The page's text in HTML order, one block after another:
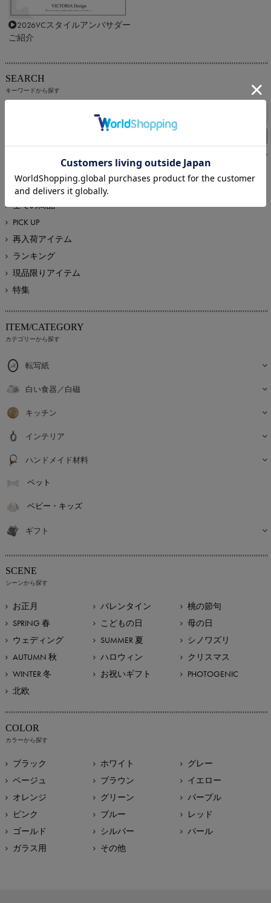
2026VCスタイルアンバサダー
ご紹介
SEARCH
キーワードから探す
RECOMMEND ITEM
新着・おすすめから探す
全ての商品
PICK UP
再入荷アイテム
ランキング
現品限りアイテム
特集
ITEM/CATEGORY
カテゴリーから探す
転写紙
白い食器／白磁
キッチン
インテリア
ハンドメイド材料
ペット
ベビー・キッズ
ギフト
SCENE
シーンから探す
お正月 バレンタイン
桃の節句
SPRING 春
こどもの日
母の日
ウェディング
SUMMER 夏
シノワズリ
AUTUMN 秋
ハロウィン
クリスマス
WINTER 冬
お祝いギフト
PHOTOGENIC
北欧
COLOR
カラーから探す
ブラック ホワイト
グレー
ベージュ
ブラウン
イエロー
オレンジ
グリーン
パープル
ピンク
ブルー
レッド
ゴールド
シルバー
パール
ガラス用
その他